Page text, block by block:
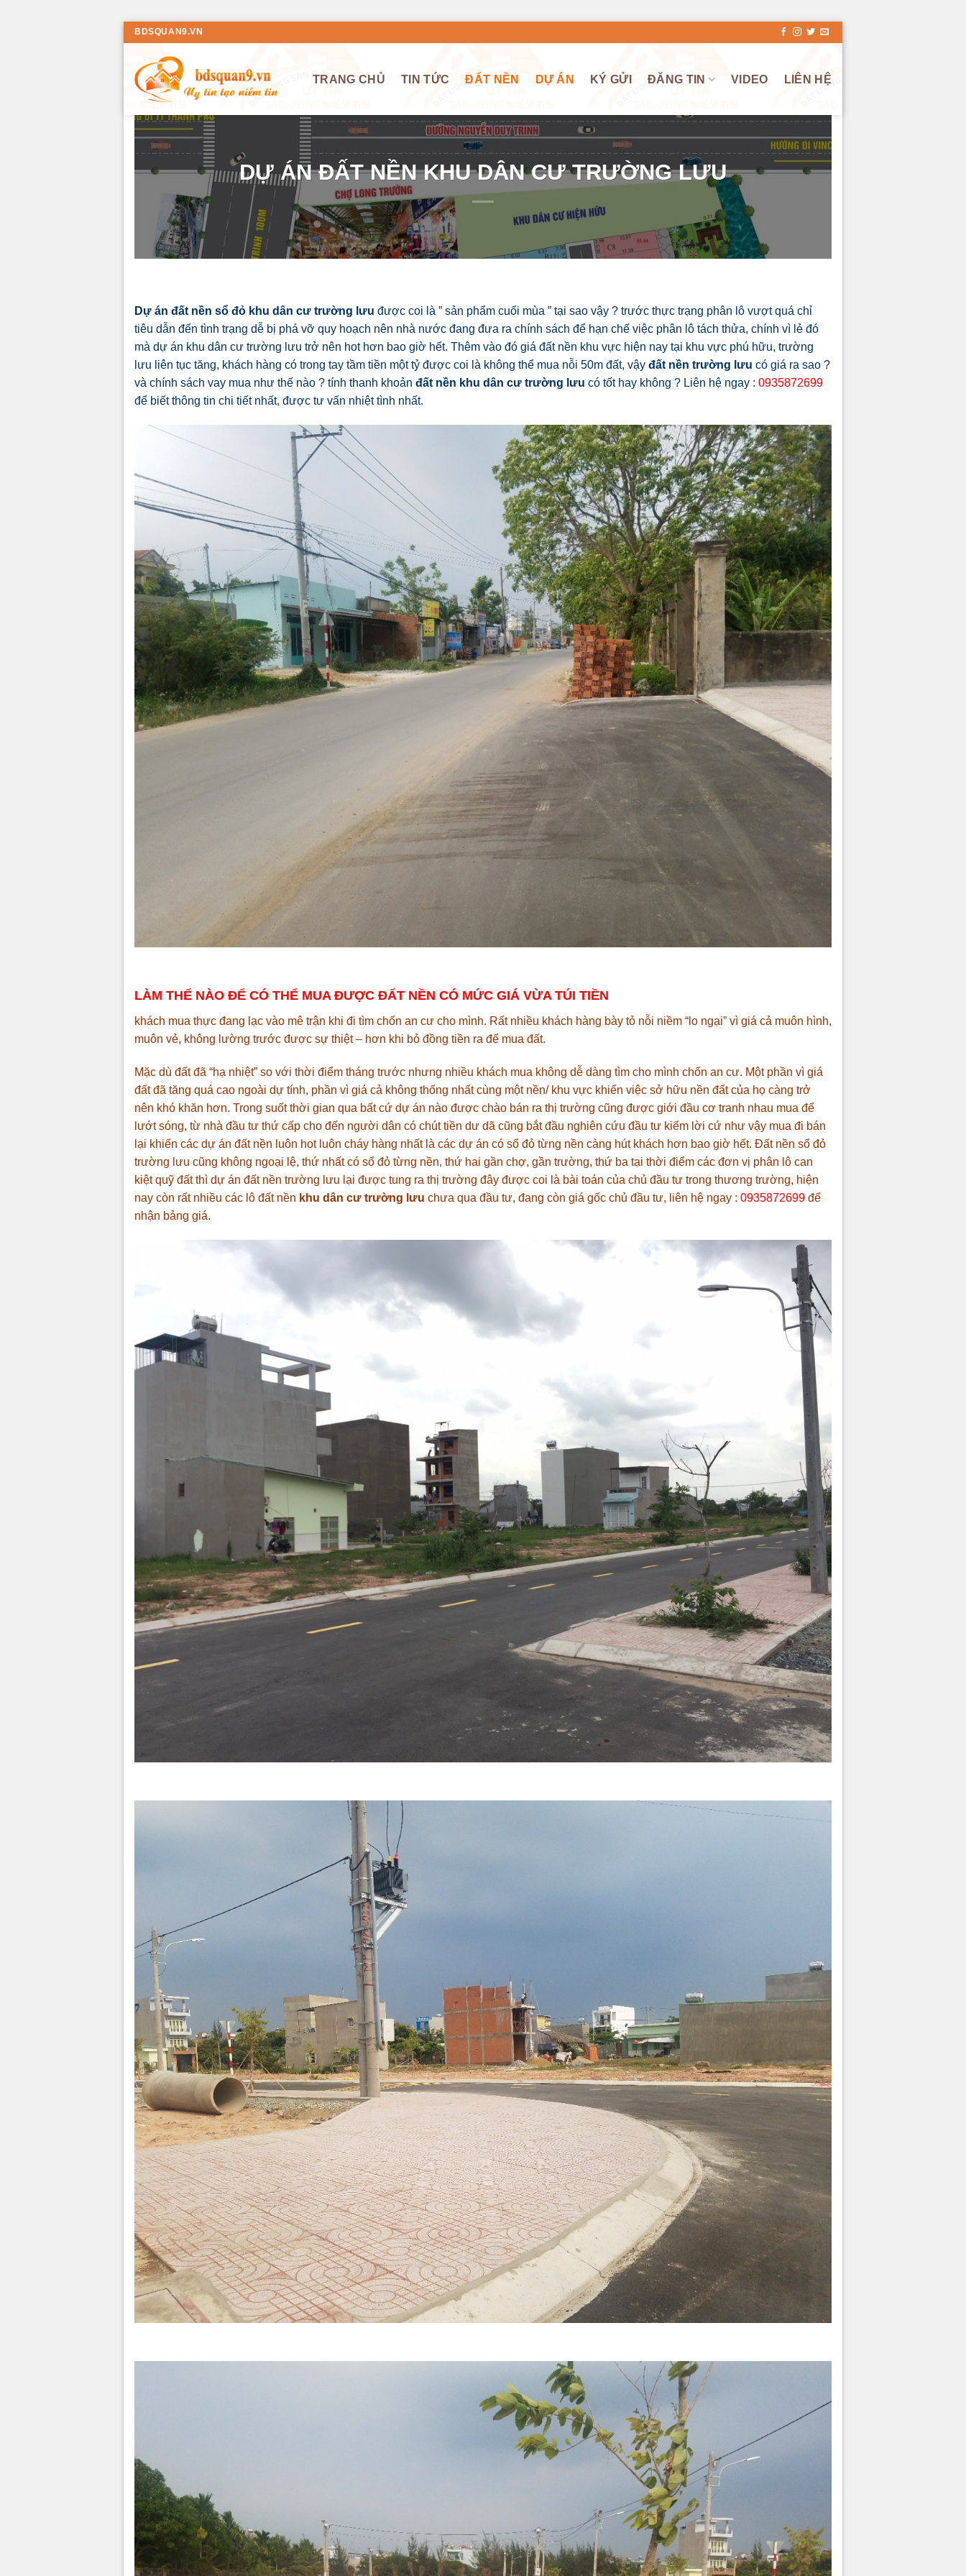
Bỏ
dung
BDSQUAN9.VN
TRANG CHỦ TIN TỨC ĐẤT NỀN DỰ ÁN KÝ GỬI ĐĂNG TIN VIDEO LIÊN HỆ
DỰ ÁN ĐẤT NỀN KHU DÂN CƯ TRƯỜNG LƯU
Dự án đất nền sổ đỏ khu dân cư trường lưu được coi là ” sản phẩm cuối mùa ” tại sao vậy ? trước thực trạng phân lô vượt quá chỉ
tiêu dẫn đến tình trạng dễ bị phá vỡ quy hoạch nên nhà nước đang đưa ra chính sách để hạn chế việc phân lô tách thửa, chính vì lẻ đó
mà dự án khu dân cư trường lưu trở nên hot hơn bao giờ hết. Thêm vào đó giá đất nền khu vực hiện nay tại khu vực phú hữu, trường
lưu liên tục tăng, khách hàng có trong tay tầm tiền một tỷ được coi là không thể mua nỗi 50m đất, vậy đất nền trường lưu có giá ra sao ?
và chính sách vay mua như thế nào ? tính thanh khoản đất nền khu dân cư trường lưu có tốt hay không ? Liên hệ ngay : 0935872699
để biết thông tin chi tiết nhất, được tư vấn nhiệt tình nhất.
LÀM THẾ NÀO ĐỂ CÓ THỂ MUA ĐƯỢC ĐẤT NỀN CÓ MỨC GIÁ VỪA TÚI TIỀN
khách mua thực đang lạc vào mê trận khi đi tìm chốn an cư cho mình. Rất nhiều khách hàng bày tỏ nỗi niềm “lo ngại” vì giá cả muôn hình,
muôn vẻ, không lường trước được sự thiệt – hơn khi bỏ đồng tiền ra để mua đất.
Mặc dù đất đã “hạ nhiệt” so với thời điểm tháng trước nhưng nhiều khách mua không dễ dàng tìm cho mình chốn an cư. Một phần vì giá
đất đã tăng quá cao ngoài dự tính, phần vì giá cả không thống nhất cùng một nền/ khu vực khiến việc sở hữu nền đất của họ càng trở
nên khó khăn hơn. Trong suốt thời gian qua bất cứ dự án nào được chào bán ra thị trường cũng được giới đầu cơ tranh nhau mua để
lướt sóng, từ nhà đầu tư thứ cấp cho đến người dân có chút tiền dư dã cũng bắt đầu nghiên cứu đầu tư kiếm lời cứ như vậy mua đi bán
lại khiến các dự án đất nền luôn hot luôn cháy hàng nhất là các dự án có sổ đỏ từng nền càng hút khách hơn bao giờ hết. Đất nền sổ đỏ
trường lưu cũng không ngoại lệ, thứ nhất có sổ đỏ từng nền, thứ hai gần chợ, gần trường, thứ ba tại thời điểm các đơn vị phân lô can
kiệt quỹ đất thì dự án đất nền trường lưu lại được tung ra thị trường đây được coi là bài toán của chủ đầu tư trong thương trường, hiện
nay còn rất nhiều các lô đất nền khu dân cư trường lưu chưa qua đầu tư, đang còn giá gốc chủ đầu tư, liên hệ ngay : 0935872699 để
nhận bảng giá.